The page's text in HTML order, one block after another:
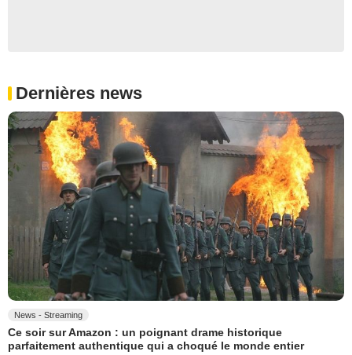
Dernières news
News - Streaming
Ce soir sur Amazon : un poignant drame historique
parfaitement authentique qui a choqué le monde entier